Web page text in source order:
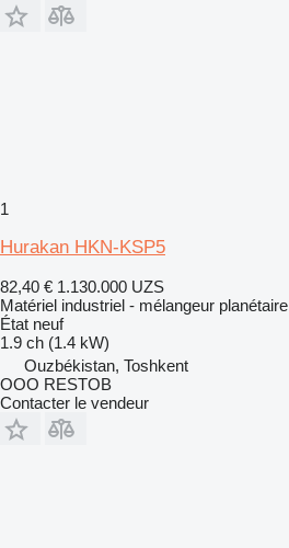
1
Hurakan HKN-KSP5
82,40 € 1.130.000 UZS
Matériel industriel - mélangeur planétaire
État neuf
1.9 ch (1.4 kW)
Ouzbékistan, Toshkent
OOO RESTOB
Contacter le vendeur